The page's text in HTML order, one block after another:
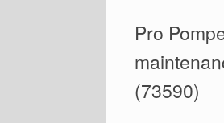
Pro
(73590)